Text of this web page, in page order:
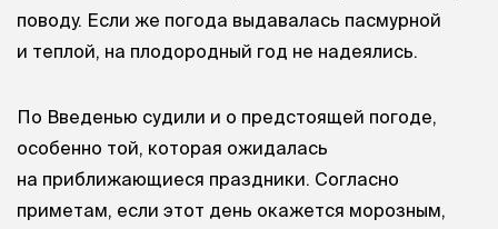
поводу. Если же погода выдавалась пасмурной
и теплой, на плодородный год не надеялись.
По Введенью судили и о предстоящей погоде,
особенно той, которая ожидалась
на приближающиеся праздники. Согласно
приметам, если этот день окажется морозным,